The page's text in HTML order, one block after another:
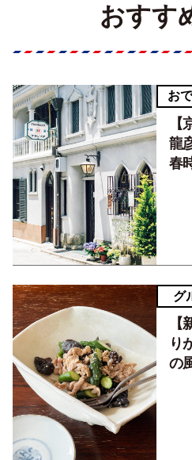
おすす
お
龍
春
グ
【
り
の